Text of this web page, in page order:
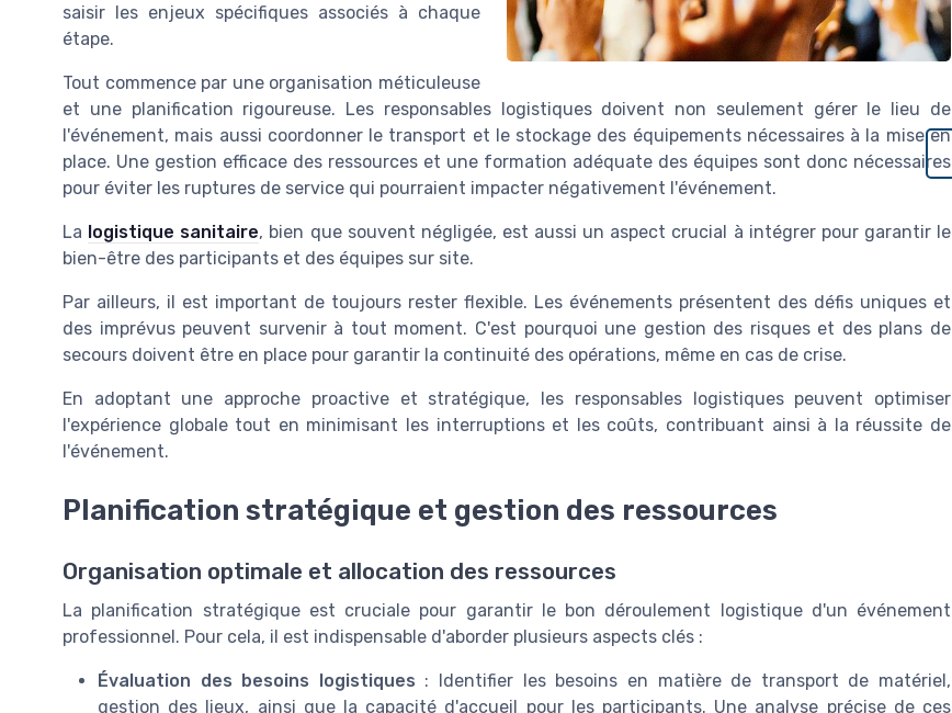
saisir les enjeux spécifiques associés à chaque
étape.
Tout commence par une organisation méticuleuse
et une planification rigoureuse. Les responsables logistiques doivent non seulement gérer le lieu de
l'événement, mais aussi coordonner le transport et le stockage des équipements nécessaires à la mise en
place. Une gestion efficace des ressources et une formation adéquate des équipes sont donc nécessaires
pour éviter les ruptures de service qui pourraient impacter négativement l'événement.
La logistique sanitaire, bien que souvent négligée, est aussi un aspect crucial à intégrer pour garantir le
bien-être des participants et des équipes sur site.
Par ailleurs, il est important de toujours rester flexible. Les événements présentent des défis uniques et
des imprévus peuvent survenir à tout moment. C'est pourquoi une gestion des risques et des plans de
secours doivent être en place pour garantir la continuité des opérations, même en cas de crise.
En adoptant une approche proactive et stratégique, les responsables logistiques peuvent optimiser
l'expérience globale tout en minimisant les interruptions et les coûts, contribuant ainsi à la réussite de
l'événement.
Planification stratégique et gestion des ressources
Organisation optimale et allocation des ressources
La planification stratégique est cruciale pour garantir le bon déroulement logistique d'un événement
professionnel. Pour cela, il est indispensable d'aborder plusieurs aspects clés :
Évaluation des besoins logistiques : Identifier les besoins en matière de transport de matériel,
gestion des lieux, ainsi que la capacité d'accueil pour les participants. Une analyse précise de ces